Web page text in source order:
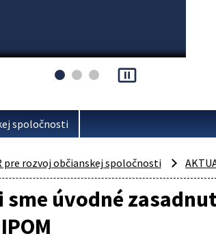
pause_presentation
spoločnosti
pre rozvoj občianskej spoločnosti
sme úvodné